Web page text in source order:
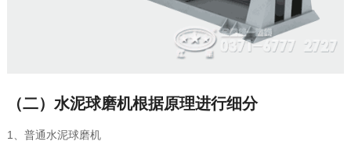
（二）水泥球磨机根据原理进行细分
1、普通水泥球磨机